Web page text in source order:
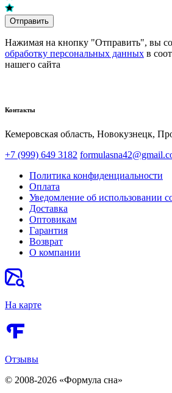
Отправить
Нажимая на кнопку "Отправить", вы
обработку персональных данных в
нашего сайта
Контакты
Кемеровская область, Новокузнецк,​
+7 (999) 649 3182
Политика конфиденциальности
Оплата
Уведомление об использовании
Доставка
Оптовикам
Гарантия
Возврат
О компании
На карте
Отзывы
© 2008-2026 «Формула сна»